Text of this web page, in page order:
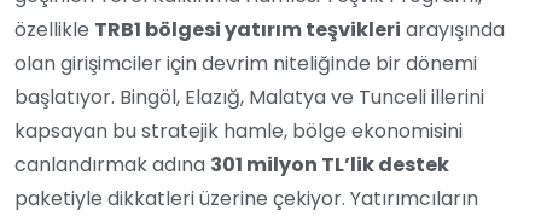
özellikle TRB1 bölgesi yatırım teşvikleri arayışında
olan girişimciler için devrim niteliğinde bir dönemi
başlatıyor. Bingöl, Elazığ, Malatya ve Tunceli illerini
kapsayan bu stratejik hamle, bölge ekonomisini
canlandırmak adına 301 milyon TL’lik destek
paketiyle dikkatleri üzerine çekiyor. Yatırımcıların